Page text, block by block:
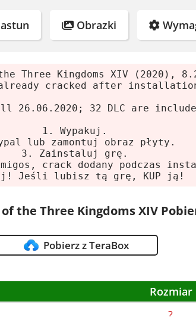
Graj!
GTX 680
1060
Obrazki
Three Kingdoms XIV (2020),
cracked after
26.06.2020; 32 DLC are
1. Wypakuj.
lub zamontuj obraz płyty.
3. Zainstaluj grę.
crack dodany podczas
Jeśli lubisz tą grę, KUP ją!
the Three Kingdoms XIV
Pobierz z TeraBox
Rozmiar